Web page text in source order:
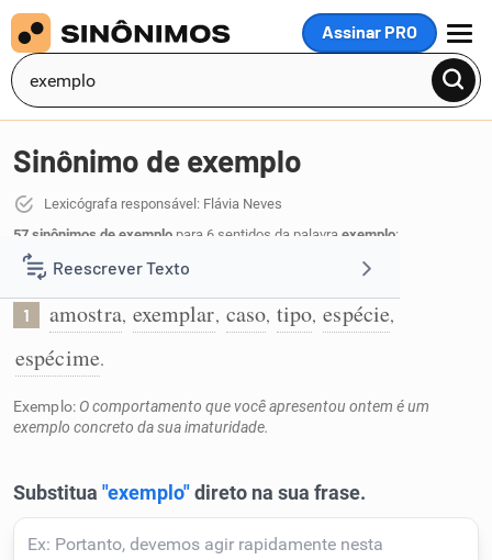
Assinar PRO
MENU
Reescrever Texto
Resumir Texto
Humanizador de IA
Sinônimo de exemplo
Lexicógrafa responsável: Flávia Neves
57 sinônimos de exemplo para 6 sentidos da palavra exemplo:
Amostra do que está sendo referido:
1 amostra, exemplar, caso, tipo, espécie,
espécime.
Exemplo: O comportamento que você apresentou ontem é um
exemplo concreto da sua imaturidade.